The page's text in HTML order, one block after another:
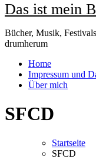
Das ist mein
Bücher, Musik,
drumherum
Home
Impressum und
Über mich
SFCD
Startseite
SFCD